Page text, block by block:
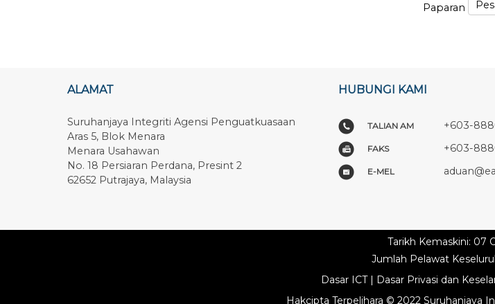
Paparan
ALAMAT
Suruhanjaya Integriti Agensi Penguatkuasaan
Aras 5, Blok Menara
Menara Usahawan
No. 18 Persiaran Perdana, Presint 2
62652 Putrajaya, Malaysia
HUBUNGI KAMI
TALIAN AM +603-
FAKS +603-
E-MEL
Tarikh Kemaskini: 07
Jumlah Pelawat
Dasar ICT| Dasar Privasi dan
Hakcipta Terpelihara © 2022 Suruhanjaya